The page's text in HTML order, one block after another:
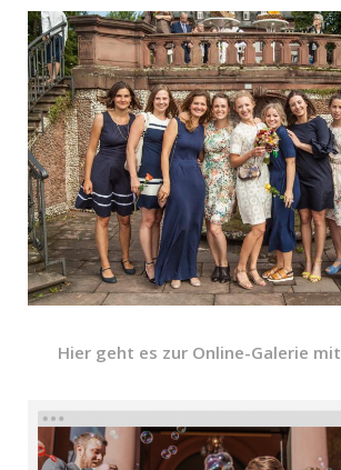
Hier geht es zur Online-Galerie